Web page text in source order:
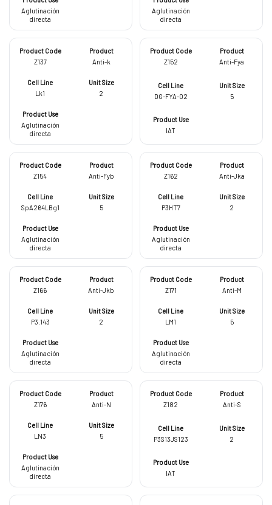
Aglutinación
directa
Aglutinación
directa
Z137 Anti-k
Lk1 2
Aglutinación
directa
Z152 Anti-Fya
DG-FYA-02 5
IAT
Z154 Anti-Fyb
SpA264LBg1 5
Aglutinación
directa
Z162 Anti-Jka
P3HT7 2
Aglutinación
directa
Z166 Anti-Jkb
P3.143 2
Aglutinación
directa
Z171 Anti-M
LM1 5
Aglutinación
directa
Z176 Anti-N
LN3 5
Aglutinación
directa
Z182 Anti-S
P3S13JS123 2
IAT